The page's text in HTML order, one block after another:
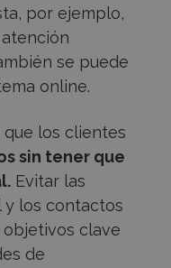
por ejemplo,
se puede
online.
que los clientes
sin tener que
Evitar las
y los contactos
objetivos clave
de